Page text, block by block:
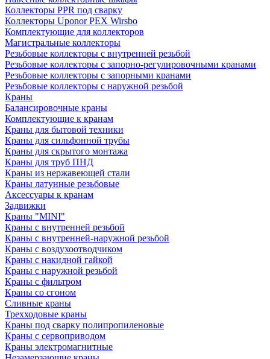
Коллекторы PPR под сварку
Коллекторы Uponor PEX Wirsbo
Комплектующие для коллекторов
Магистральные коллекторы
Резьбовые коллекторы с внутренней резьбой
Резьбовые коллекторы с запорно-регулировочными кранами
Резьбовые коллекторы с запорными кранами
Резьбовые коллекторы с наружной резьбой
Краны
Балансировочные краны
Комплектующие к кранам
Краны для бытовой техники
Краны для сильфонной трубы
Краны для скрытого монтажа
Краны для труб ПНД
Краны из нержавеющей стали
Краны латунные резьбовые
Аксессуары к кранам
Задвижки
Краны "MINI"
Краны с внутренней резьбой
Краны с внутренней-наружной резьбой
Краны с воздухоотводчиком
Краны с накидной гайкой
Краны с наружной резьбой
Краны с фильтром
Краны со сгоном
Сливные краны
Трехходовые краны
Краны под сварку полипропиленовые
Краны с сервоприводом
Краны электромагнитные